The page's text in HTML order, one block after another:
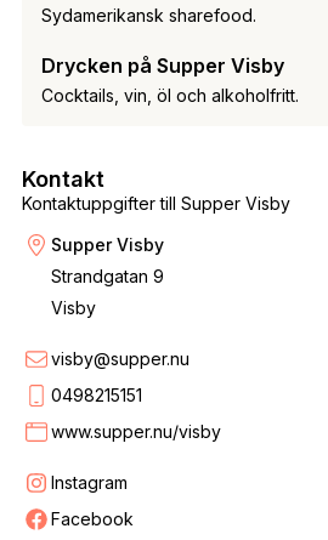
Sydamerikansk sharefood.
Drycken på Supper Visby
Cocktails, vin, öl och alkoholfritt.
Kontaktuppgifter till Supper Visby
Kontakt
Supper Visby
Strandgatan 9
Visby
visby@supper.nu
0498215151
www.supper.nu/visby
Instagram
Facebook